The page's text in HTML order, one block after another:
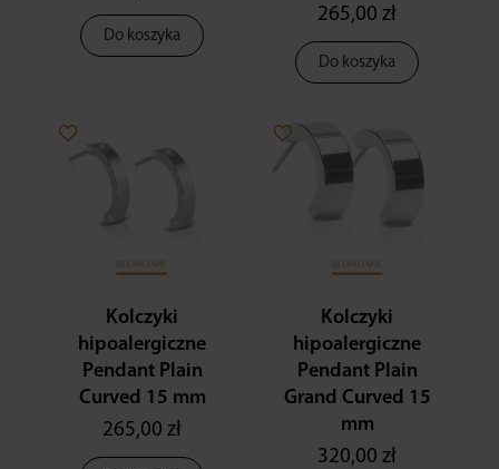
Do koszyka
265,00 zł
Do koszyka
Kolczyki
hipoalergiczne
Pendant Plain
Curved 15 mm
265,00 zł
Kolczyki
hipoalergiczne
Pendant Plain
Grand Curved 15
mm
320,00 zł